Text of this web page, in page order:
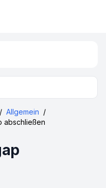
/ Allgemein /
abschließen